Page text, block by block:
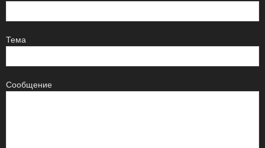
Тема
Сообщение